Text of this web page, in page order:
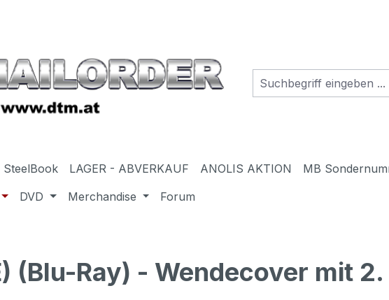
SteelBook LAGER - ABVERKAUF ANOLIS AKTION MB
DVD Merchandise Forum
(Blu-Ray) - Wendecover mit